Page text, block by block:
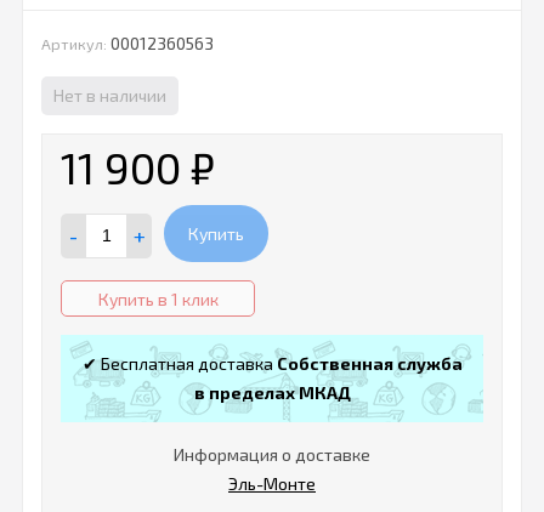
Артикул: 00012360563
Нет в наличии
11 900 ₽
- + Купить
Купить в 1 клик
✔ Бесплатная доставкаСобственная служба
в пределах МКАД
Информация о доставке
Эль-Монте